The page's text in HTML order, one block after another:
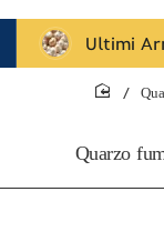
Ultimi
Quarzo